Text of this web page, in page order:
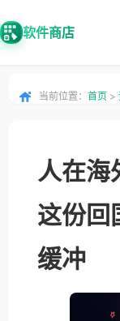
软件商店
当前位置： 首页 >
人在海
这份回
缓冲